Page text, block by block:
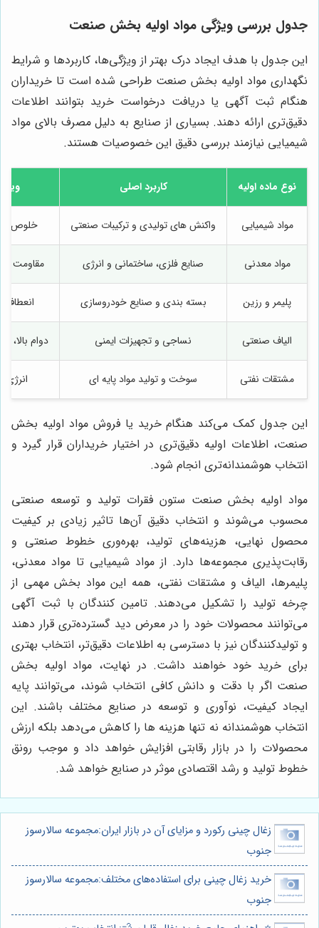
جدول بررسی ویژگی مواد اولیه بخش صنعت
این جدول با هدف ایجاد درک بهتر از ویژگی‌ها، کاربردها و شرایط
نگهداری مواد اولیه بخش صنعت طراحی شده است تا خریداران
هنگام ثبت آگهی یا دریافت درخواست خرید بتوانند اطلاعات
دقیق‌تری ارائه دهند. بسیاری از صنایع به دلیل مصرف بالای مواد
شیمیایی نیازمند بررسی دقیق این خصوصیات هستند.
نوع ماده اولیه کاربرد اصلی
مواد شیمیایی واکنش های تولیدی و ترکیبات صنعتی خلوص
مواد معدنی صنایع فلزی، ساختمانی و انرژی مقاومت
پلیمر و رزین بسته بندی و صنایع خودروسازی انعطاف
الیاف صنعتی نساجی و تجهیزات ایمنی دوام بالا،
مشتقات نفتی سوخت و تولید مواد پایه ای انرژی
این جدول کمک می‌کند هنگام خرید یا فروش مواد اولیه بخش
صنعت، اطلاعات اولیه دقیق‌تری در اختیار خریداران قرار گیرد و
انتخاب هوشمندانه‌تری انجام شود.
مواد اولیه بخش صنعت ستون فقرات تولید و توسعه صنعتی
محسوب می‌شوند و انتخاب دقیق آن‌ها تاثیر زیادی بر کیفیت
محصول نهایی، هزینه‌های تولید، بهره‌وری خطوط صنعتی و
رقابت‌پذیری مجموعه‌ها دارد. از مواد شیمیایی تا مواد معدنی،
پلیمرها، الیاف و مشتقات نفتی، همه این مواد بخش مهمی از
چرخه تولید را تشکیل می‌دهند. تامین کنندگان با ثبت آگهی
می‌توانند محصولات خود را در معرض دید گسترده‌تری قرار دهند
و تولیدکنندگان نیز با دسترسی به اطلاعات دقیق‌تر، انتخاب بهتری
برای خرید خود خواهند داشت. در نهایت، مواد اولیه بخش
صنعت اگر با دقت و دانش کافی انتخاب شوند، می‌توانند پایه
ایجاد کیفیت، نوآوری و توسعه در صنایع مختلف باشند. این
انتخاب هوشمندانه نه تنها هزینه ها را کاهش می‌دهد بلکه ارزش
محصولات را در بازار رقابتی افزایش خواهد داد و موجب رونق
خطوط تولید و رشد اقتصادی موثر در صنایع خواهد شد.
زغال چینی رکورد و مزایای آن در بازار ایران:مجموعه سالارسوز
جنوب
خرید زغال چینی برای استفاده‌های مختلف:مجموعه سالارسوز
جنوب